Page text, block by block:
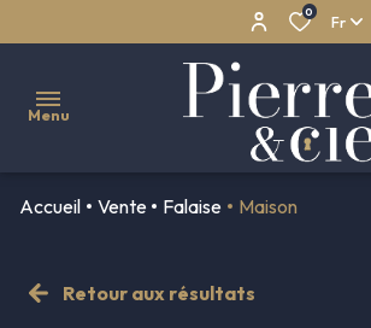
0 Fr
Menu
Maisons
NOS
Accueil Vente Falaise Maison
Retour aux résultats